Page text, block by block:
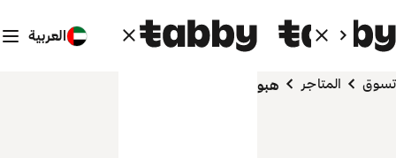
العربية
تسوق المتاجر هبوش للتجميل